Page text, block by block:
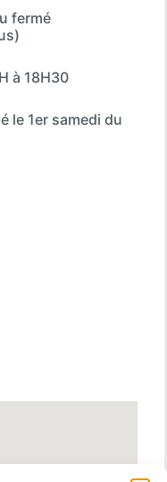
fermé
à 18H30
le 1er samedi du